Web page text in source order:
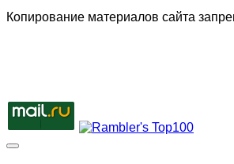
Копирование материалов сайта